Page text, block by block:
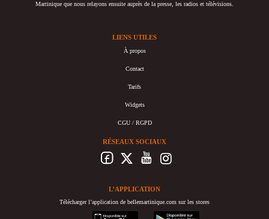
Martinique que nous relayons ensuite auprès de la presse, les radios et télévisions.
LIENS UTILES
À propos
Contact
Tarifs
Widgets
CGU / RGPD
RÉSEAUX SOCIAUX
L’APPLICATION
Télécharger l’application de bellemartinique.com sur les stores
appstore
googleplay